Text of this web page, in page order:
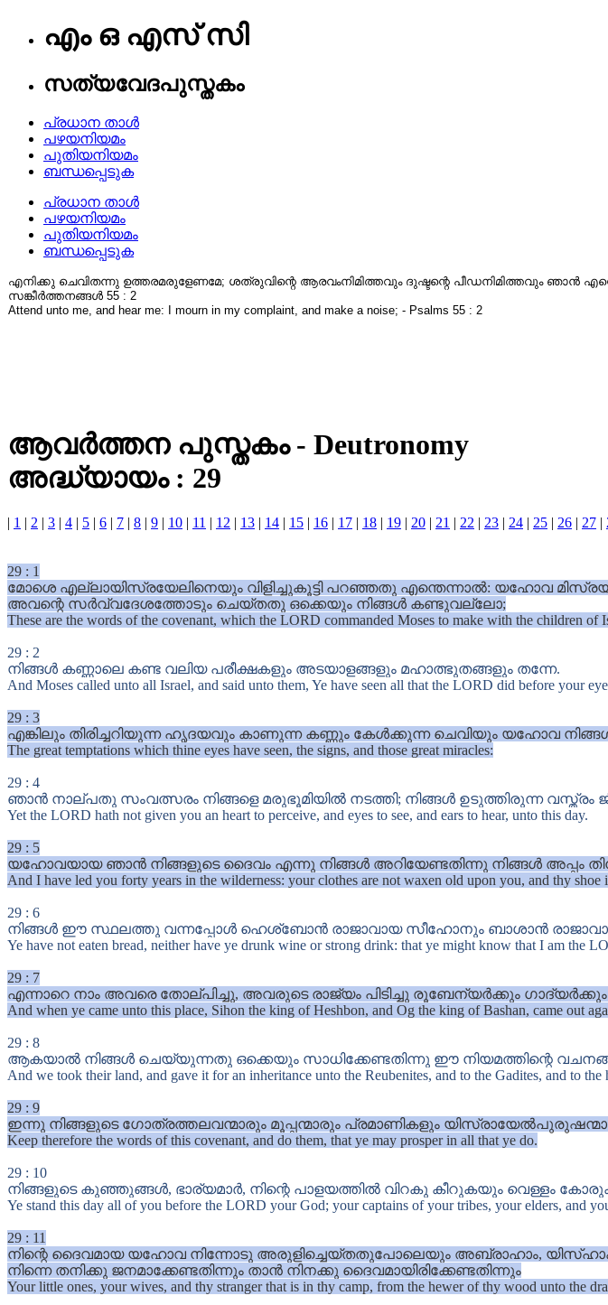
എം ഒ എസ് സി
സത്യവേദപുസ്തകം
പ്രധാന താൾ
പഴയനിയമം
പുതിയനിയമം
ബന്ധപ്പെടുക
പ്രധാന താൾ
പഴയനിയമം
പുതിയനിയമം
ബന്ധപ്പെടുക
ആവർത്തന പുസ്തകം- Deutronomy
അദ്ധ്യായം : 29
| 1 | 2 | 3 | 4 | 5 | 6 | 7 | 8 | 9 | 10 | 11 | 12 | 13 | 14 | 15 | 16 | 17 | 18 | 19 | 20 | 21 | 22 | 23 | 24 | 25 | 26 | 27 |
29 : 1
മോശെ എല്ലായിസ്രയേലിനെയും വിളിച്ചുകൂട്ടി പറഞ്ഞതു എന്തെന്നാൽ: യഹോവ
അവന്റെ സർവ്വദേശത്തോടും ചെയ്തതു ഒക്കെയും നിങ്ങൾ കണ്ടുവല്ലോ;
These are the words of the covenant, which the LORD commanded Moses to make with the children
29 : 2
നിങ്ങൾ കണ്ണാലെ കണ്ട വലിയ പരീക്ഷകളും അടയാളങ്ങളും മഹാത്ഭുതങ്ങളും തന്നേ.
And Moses called unto all Israel, and said unto them, Ye have seen all that the LORD did before your
29 : 3
എങ്കിലും തിരിച്ചറിയുന്ന ഹൃദയവും കാണുന്ന കണ്ണും കേൾക്കുന്ന ചെവിയും യഹോവ
The great temptations which thine eyes have seen, the signs, and those great miracles:
29 : 4
ഞാൻ നാല്പതു സംവത്സരം നിങ്ങളെ മരുഭൂമിയിൽ നടത്തി; നിങ്ങൾ ഉടുത്തിരുന്ന വസ്ത്രം
Yet the LORD hath not given you an heart to perceive, and eyes to see, and ears to hear, unto this day.
29 : 5
യഹോവയായ ഞാൻ നിങ്ങളുടെ ദൈവം എന്നു നിങ്ങൾ അറിയേണ്ടതിന്നു നിങ്ങൾ അപ്പം
And I have led you forty years in the wilderness: your clothes are not waxen old upon you, and thy
29 : 6
നിങ്ങൾ ഈ സ്ഥലത്തു വന്നപ്പോൾ ഹെശ്ബോൻ രാജാവായ സീഹോനും ബാശാൻ
Ye have not eaten bread, neither have ye drunk wine or strong drink: that ye might know that I am the
29 : 7
എന്നാറെ നാം അവരെ തോല്പിച്ചു, അവരുടെ രാജ്യം പിടിച്ചു രൂബേന്യർക്കും
And when ye came unto this place, Sihon the king of Heshbon, and Og the king of Bashan, came out
29 : 8
ആകയാൽ നിങ്ങൾ ചെയ്യുന്നതു ഒക്കെയും സാധിക്കേണ്ടതിന്നു ഈ നിയമത്തിന്റെ
And we took their land, and gave it for an inheritance unto the Reubenites, and to the Gadites, and to the
29 : 9
ഇന്നു നിങ്ങളുടെ ഗോത്രത്തലവന്മാരും മൂപ്പന്മാരും പ്രമാണികളും
Keep therefore the words of this covenant, and do them, that ye may prosper in all that ye do.
29 : 10
നിങ്ങളുടെ കുഞ്ഞുങ്ങൾ, ഭാര്യമാർ, നിന്റെ പാളയത്തിൽ വിറകു കീറുകയും വെള്ളം
Ye stand this day all of you before the LORD your God; your captains of your tribes, your elders, and
29 : 11
നിന്റെ ദൈവമായ യഹോവ നിന്നോടു അരുളിച്ചെയ്തതുപോലെയും അബ്രാഹാം,
നിന്നെ തനിക്കു ജനമാക്കേണ്ടതിന്നും താൻ നിനക്കു ദൈവമായിരിക്കേണ്ടതിന്നും
Your little ones, your wives, and thy stranger that is in thy camp, from the hewer of thy wood unto the